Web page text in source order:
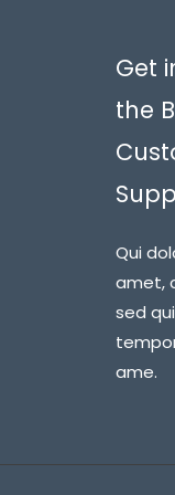
Get
the
Qui
amet,
sed
ame.